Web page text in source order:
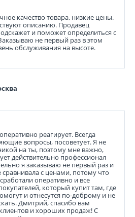
качество товара, низкие цены.
описанию. Продавец
и поможет определиться с
не первый раз в этом
обслуживания на высоте.
реагирует. Всегда
вопросы, посоветует. Я не
на ты, поэтому мне важно,
действительно профессионал
я заказываю не первый раз и
сравнивала с ценами, потому что
оперативно и все
который купит там, где
и отнесутся по-доброму и не
Дмитрий, спасибо вам
и хороших продаж! С